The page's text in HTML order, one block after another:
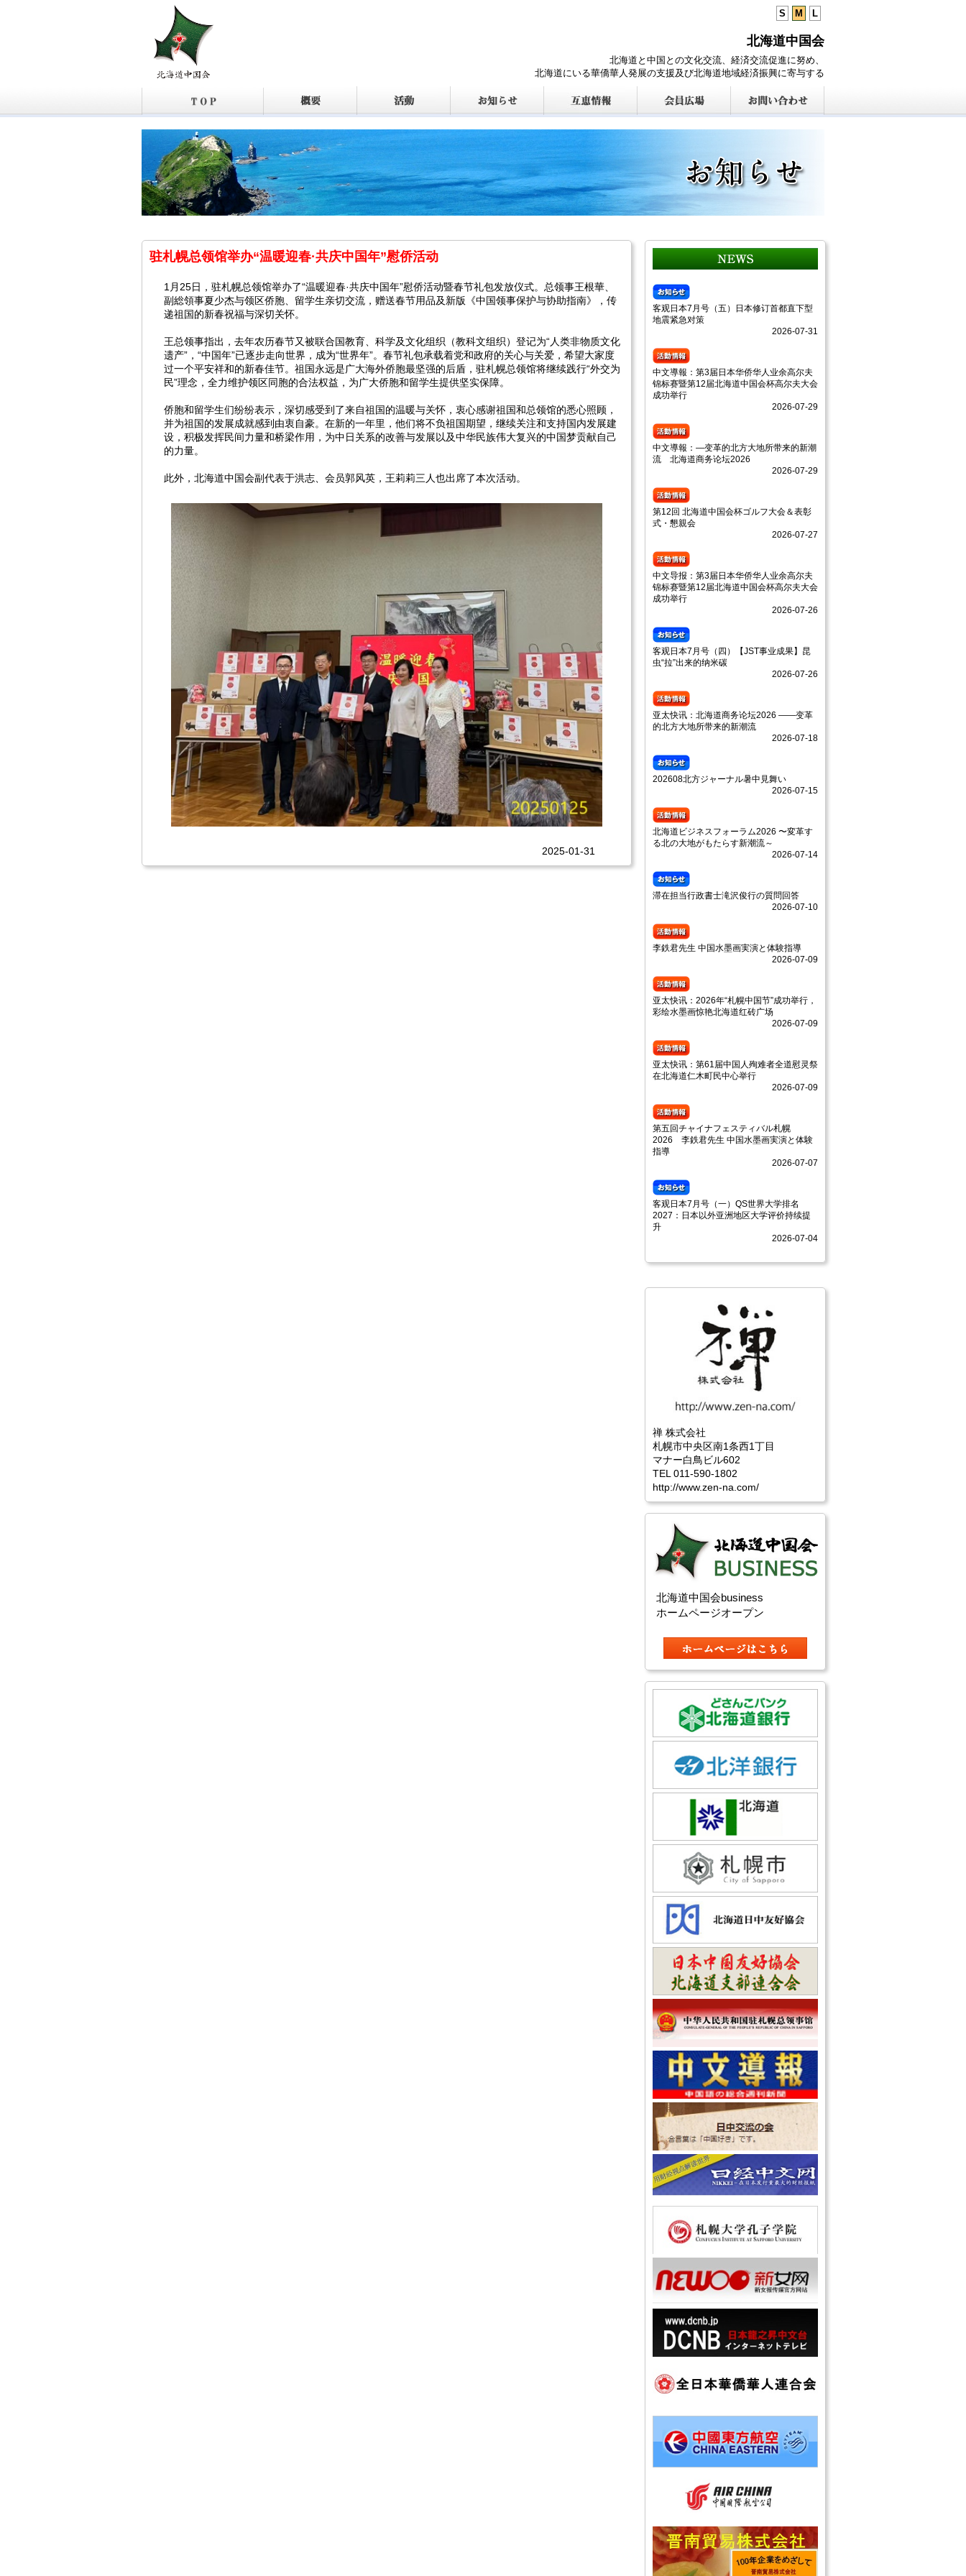
S M L
北海道中国会
北海道と中国との文化交流、経済交流促進に努め、
北海道にいる華僑華人発展の支援及び北海道地域経済振興に寄与する
驻札幌总领馆举办“温暖迎春·共庆中国年”慰侨活动
1月25日，驻札幌总领馆举办了“温暖迎春·共庆中国年”慰侨活动暨春节礼包发放仪式。总领事王根華、
副総領事夏少杰与领区侨胞、留学生亲切交流，赠送春节用品及新版《中国领事保护与协助指南》，传
递祖国的新春祝福与深切关怀。
王总领事指出，去年农历春节又被联合国教育、科学及文化组织（教科文组织）登记为“人类非物质文化
遗产”，“中国年”已逐步走向世界，成为“世界年”。春节礼包承载着党和政府的关心与关爱，希望大家度
过一个平安祥和的新春佳节。祖国永远是广大海外侨胞最坚强的后盾，驻札幌总领馆将继续践行“外交为
民”理念，全力维护领区同胞的合法权益，为广大侨胞和留学生提供坚实保障。
侨胞和留学生们纷纷表示，深切感受到了来自祖国的温暖与关怀，衷心感谢祖国和总领馆的悉心照顾，
并为祖国的发展成就感到由衷自豪。在新的一年里，他们将不负祖国期望，继续关注和支持国内发展建
设，积极发挥民间力量和桥梁作用，为中日关系的改善与发展以及中华民族伟大复兴的中国梦贡献自己
的力量。
此外，北海道中国会副代表于洪志、会员郭风英，王莉莉三人也出席了本次活动。
2025-01-31
客观日本7月号（五）日本修订首都直下型
地震紧急对策
2026-07-31
中文導報：第3届日本华侨华人业余高尔夫
锦标赛暨第12届北海道中国会杯高尔夫大会
成功举行
2026-07-29
中文導報：—变革的北方大地所带来的新潮
流 北海道商务论坛2026
2026-07-29
第12回 北海道中国会杯ゴルフ大会＆表彰
式・懇親会
2026-07-27
中文导报：第3届日本华侨华人业余高尔夫
锦标赛暨第12届北海道中国会杯高尔夫大会
成功举行
2026-07-26
客观日本7月号（四）【JST事业成果】昆
虫“拉”出来的纳米碳
2026-07-26
亚太快讯：北海道商务论坛2026 ——变革
的北方大地所带来的新潮流
2026-07-18
202608北方ジャーナル暑中見舞い
2026-07-15
北海道ビジネスフォーラム2026 〜変革す
る北の大地がもたらす新潮流～
2026-07-14
滞在担当行政書士滝沢俊行の質問回答
2026-07-10
李鉄君先生 中国水墨画実演と体験指導
2026-07-09
亚太快讯：2026年“札幌中国节”成功举行，
彩绘水墨画惊艳北海道红砖广场
2026-07-09
亚太快讯：第61届中国人殉难者全道慰灵祭
在北海道仁木町民中心举行
2026-07-09
第五回チャイナフェスティバル札幌
2026 李鉄君先生 中国水墨画実演と体験
指導
2026-07-07
客观日本7月号（一）QS世界大学排名
2027：日本以外亚洲地区大学评价持续提
升
2026-07-04
禅 株式会社
札幌市中央区南1条西1丁目
マナー白鳥ビル602
TEL 011-590-1802
http://www.zen-na.com/
北海道中国会business
ホームページオープン